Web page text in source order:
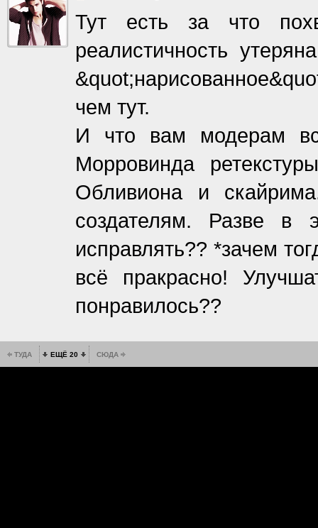
Тут есть за что
реалистичность
чем тут.
И что вам модерам
Морровинда
Обливиона и
создателям. Разве в
исправлять?? *зачем
всё пракрасно!
понравилось??
ТУДА ЕЩЁ 20 СЮДА